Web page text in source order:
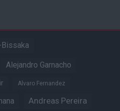
Alejandro Garnacho
Alvaro Fernandez
Andreas Pereira